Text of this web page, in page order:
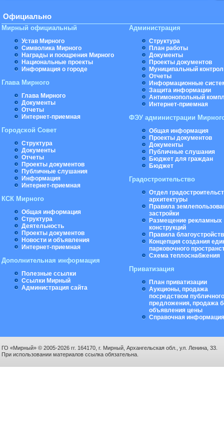
Официально
Мирный официальный
Устав Мирного
Символика Мирного
Награды и поощрения Мирного
Национальные проекты
Информация о городе
Глава Мирного
Глава Мирного
Документы
Отчеты
Интернет-приемная
Городской Совет
Структура
Документы
Отчеты
Проекты документов
Публичные слушания
Информация
Интернет-приемная
КСК Мирного
Общая информация
Структура
Деятельность
Проекты документов
Новости и объявления
Интернет-приемная
Дополнительная информация
Полезные ссылки
Ссылки Мирный
Администрация сайта
Администрация
Структура
План работы
Документы
Проекты документов
Муниципальный
Отчеты
Информационные
Защита информации
Антимонопольный
Интернет-приемная
ФЭУ администрации
Общая информация
Проекты документов
Документы
Публичные слушания
Бюджет для граждан
Бюджет
Градостроительство
Отдел
архитектуры
Правила
застройки
Размещение рекламных
конструкций
Правила
Концепция создания
парковочного
Схема теплоснабжения
Приватизация
План приватизации
Аукционы, продажа
посредством публичного
предложения, продажа
объявления цены
Справочная информация
ГО «Мирный» © 2005-2026 гг. 164170, г. Мирный, Архангельская обл., ул. Ленина, 33.
При использовании материалов ссылка обязательна.